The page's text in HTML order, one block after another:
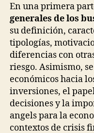
En una primera
generales de los
su definición,
tipologías,
diferencias con
riesgo. Asimismo,
económicos hacia
inversiones, el
decisiones y la
angels para la
contextos de crisis